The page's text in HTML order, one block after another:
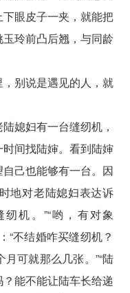
眼皮子一夹，就能把
玲前凸后翘，与同龄
别说是遇见的人，就
媳妇有一台缝纫机，
间找陆婶。看到陆婶
己也能够有一台。因
地对老陆媳妇表达诉
机。”“哟，有对象
“不结婚咋买缝纫机？
可就那么几张。”“陆
能不能让陆车长给递